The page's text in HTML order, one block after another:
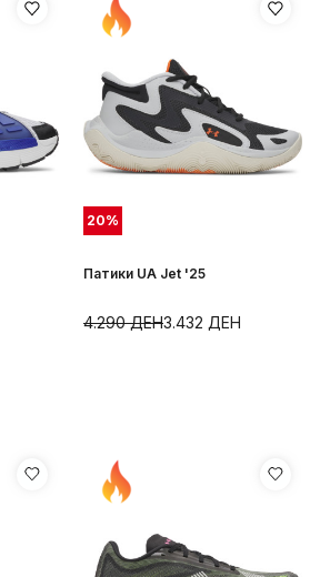
20%
Патики UA Jet '25
3.432 ДЕН
4.290ДЕН